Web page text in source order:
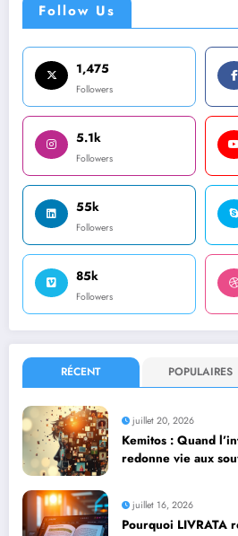
Follow Us
1,475
Followers
5.1k
Followers
55k
Followers
85k
Followers
RÉCENT POPULAIRES
juillet 20, 2026
Kemitos : Quand
redonne vie aux
juillet 16, 2026
Pourquoi LIVRATA